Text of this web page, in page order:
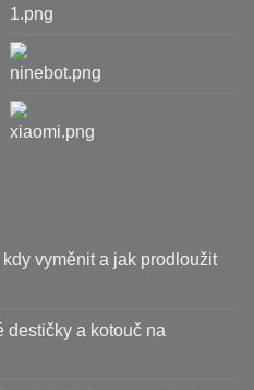
vyměnit a jak prodloužit
destičky a kotouč na